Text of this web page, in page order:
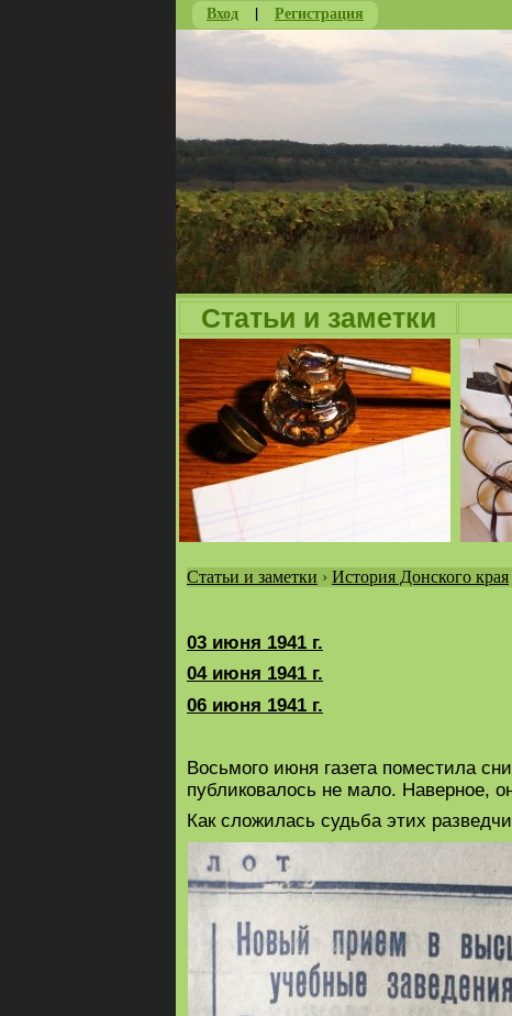
Вход | Регистрация
Статьи и заметки
здесь
Статьи и заметки › История Донского края
03 июня 1941 г.
04 июня 1941 г.
06 июня 1941 г.
Восьмого июня газета поместила
публиковалось не мало. Наверное,
Как сложилась судьба этих